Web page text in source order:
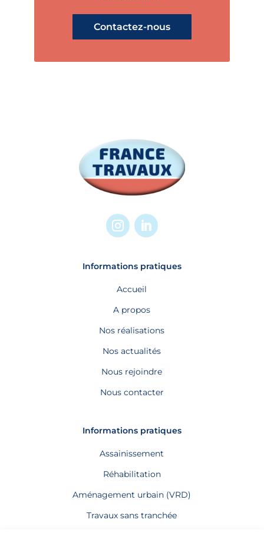
Contactez-nous
Informations pratiques
Accueil
A propos
Nos réalisations
Nos actualités
Nous rejoindre
Nous contacter
Informations pratiques
Assainissement
Réhabilitation
Aménagement urbain (VRD)
Travaux sans tranchée